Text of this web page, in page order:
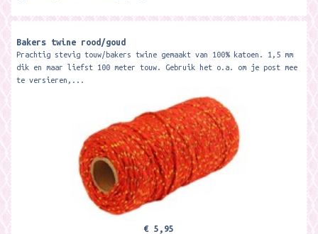
Bakers twine rood/goud
Prachtig stevig touw/bakers twine gemaakt van 100% katoen. 1,5 mm
dik en maar liefst 100 meter touw. Gebruik het o.a. om je post mee
te versieren,...
€ 5,95